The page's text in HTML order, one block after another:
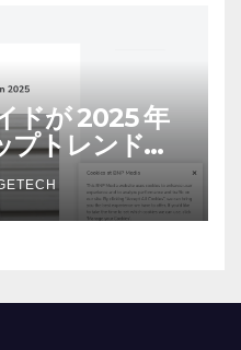
ドが 2025 年
トレンドに |